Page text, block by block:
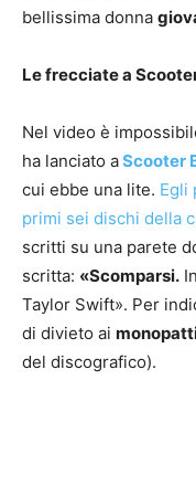
bellissima donna
Le frecciate a
Nel video è
ha lanciato aScooter
cui ebbe una lite. Egli
primi sei dischi della
scritti su una parete
scritta: «Scomparsi.
Taylor Swift». Per
di divieto ai
del discografico).